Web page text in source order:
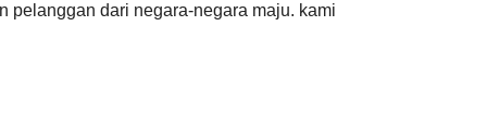
pelanggan dari negara-negara maju. kami